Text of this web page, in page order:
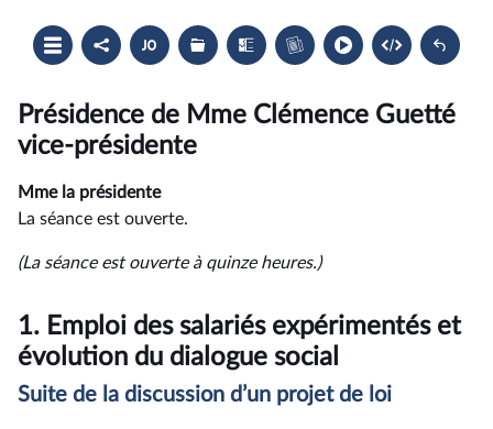
Ouvrir
le
sommaire
Partager
le
compte
Accéder
au
document
du
compte
rendu
Les
dossiers
législatifs
Les
textes
examinés
Accéder
au
cahier
Présidence de Mme Clémence Guetté
vice-présidente
Mme la présidente
La séance est ouverte.
(La séance est ouverte à quinze heures.)
1. Emploi des salariés expérimentés et
évolution du dialogue social
Suite de la discussion d’un projet de loi